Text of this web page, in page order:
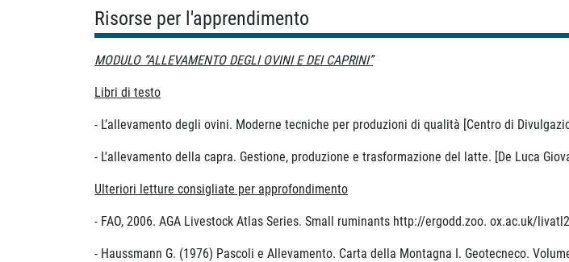
Risorse per l'apprendimento
MODULO “ALLEVAMENTO DEGLI OVINI E DEI CAPRINI”
Libri di testo
- L’allevamento degli ovini. Moderne tecniche per produzioni di qualità [Centro di
- L'allevamento della capra. Gestione, produzione e trasformazione del latte. [De Luca
Ulteriori letture consigliate per approfondimento
- FAO, 2006. AGA Livestock Atlas Series. Small ruminants http://ergodd.zoo. ox.ac.uk/
- Haussmann G. (1976) Pascoli e Allevamento. Carta della Montagna I. Geotecneco.